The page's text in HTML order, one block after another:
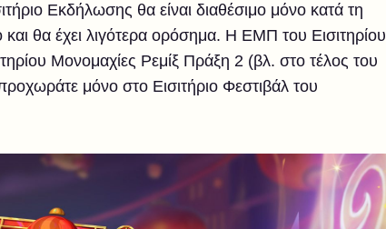
Εκδήλωσης θα είναι διαθέσιμο μόνο κατά τη
θα έχει λιγότερα ορόσημα. Η ΕΜΠ του Εισιτηρίου
Μονομαχίες Ρεμίξ Πράξη 2 (βλ. στο τέλος του
μόνο στο Εισιτήριο Φεστιβάλ του